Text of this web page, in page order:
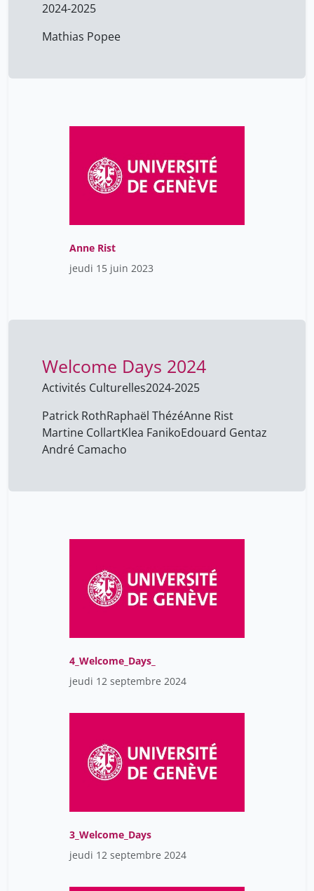
2024-2025
Mathias Popee
Anne Rist
jeudi 15 juin 2023
Welcome Days 2024
Activités Culturelles2024-2025
Patrick RothRaphaël ThézéAnne Rist
Martine CollartKlea FanikoEdouard Gentaz
André Camacho
4_Welcome_Days_
jeudi 12 septembre 2024
3_Welcome_Days
jeudi 12 septembre 2024